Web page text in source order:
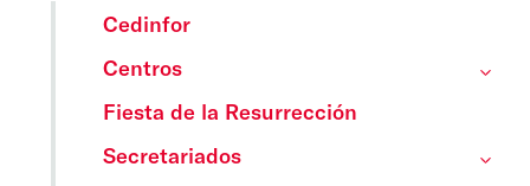
Cedinfor
Centros
Fiesta de la Resurrección
Secretariados